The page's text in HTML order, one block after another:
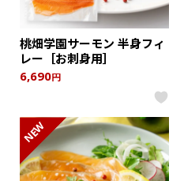
桃畑学園サーモン 半身フィ
レー［お刺身用］
6,690円
NEW